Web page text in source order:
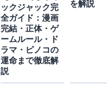
ックジャック完
全ガイド：漫画
完結・正体・ゲ
ームルール・ド
ラマ・ピノコの
運命まで徹底解
説
を解説